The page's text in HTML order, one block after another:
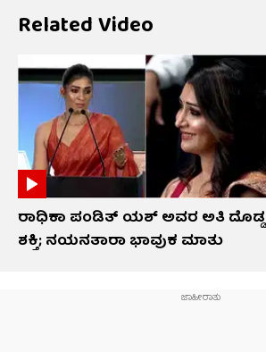
Related Video
ರಾಧಿಕಾ ಪಂಡಿತ್ ಯಶ್ ಅವರ ಅತಿ ದೊಡ್ಡ
ಶಕ್ತಿ; ನಯನತಾರಾ ಭಾವುಕ ಮಾತು